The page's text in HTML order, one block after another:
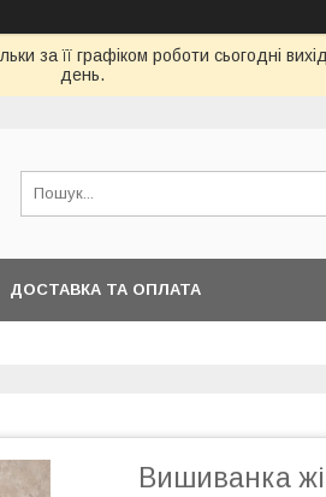
за її графіком роботи сьогодні
день.
ДОСТАВКА ТА ОПЛАТА
Вишиванка